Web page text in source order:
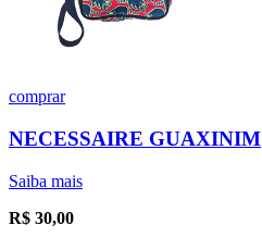
comprar
NECESSAIRE GUAXINIM
Saiba mais
R$ 30,00